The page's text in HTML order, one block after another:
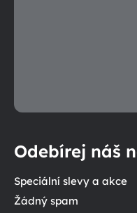
Odebírej náš
Speciální slevy a akce
Žádný spam